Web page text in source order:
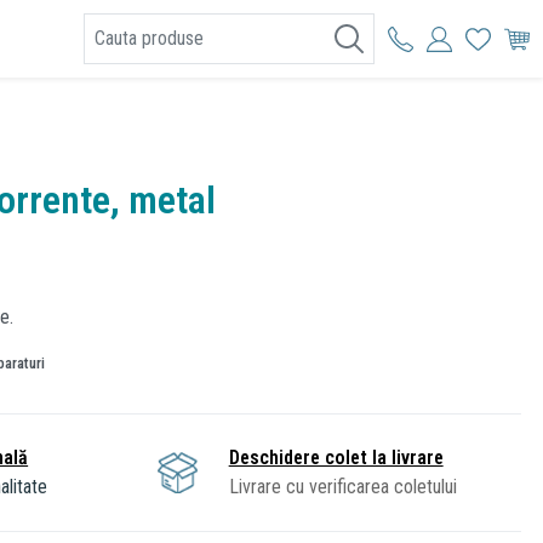
metal
Deschidere colet la livrare
Livrare cu verificarea coletului